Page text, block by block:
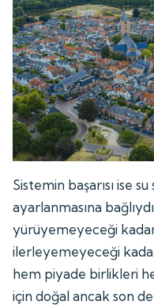
Sistemin başarısı ise
ayarlanmasına
yürüyemeyeceği
ilerleyemeyeceği
hem piyade birlikleri
için doğal ancak son